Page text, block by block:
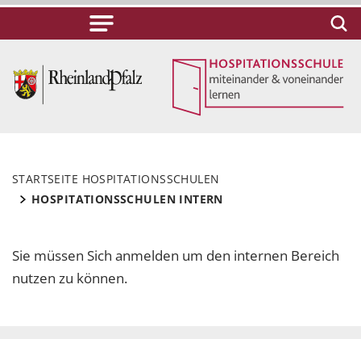
STARTSEITE HOSPITATIONSSCHULEN
HOSPITATIONSSCHULEN INTERN
Sie müssen Sich anmelden um den internen Bereich
nutzen zu können.